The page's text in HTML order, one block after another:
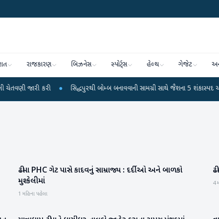
રાજકારણ બિઝનેસ સ્પોર્ટ્સ હેલ્થ ગેજેટ
કરી ● સિદ્ધપુરથી બોમ્બ બનાવવાની સામગ્રી સાથે જૈશના 5 શંકાસ્પદ આતંકી
વાવ-થરાદ
ઢીમા PHC ગેટ પાસે કાદવનું સામ્રાજ્ય : દર્દીઓ અને બાળકો
મુશ્કેલીમાં
1 મહિના પહેલા
4